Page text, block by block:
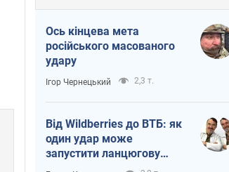
Ось кінцева мета
російського масованого
удару
Ігор Чернецький 2,3 т.
Від Wildberries до ВТБ: як
один удар може
запустити ланцюгову
реакцію в Росії